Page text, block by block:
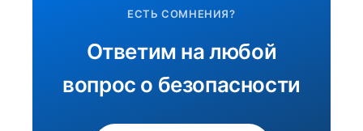
ЕСТЬ СОМНЕНИЯ?
Ответим на любой
вопрос о безопасности